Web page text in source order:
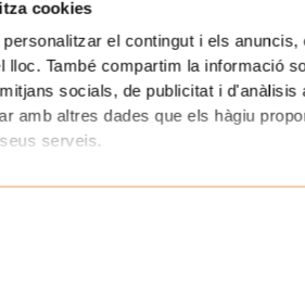
cookies
el contingut i els
lloc. També compartim la informació
socials, de publicitat i d'anàlisis
amb altres dades que els hàgiu
serveis.